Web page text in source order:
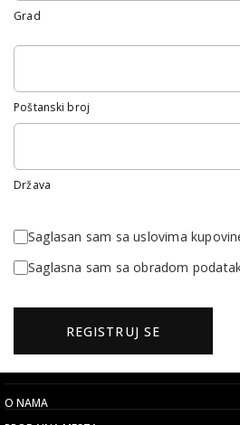
Grad
Poštanski broj
Država
Saglasan sam sa uslovima
Saglasna sam sa obradom
REGISTRUJ SE
O NAMA